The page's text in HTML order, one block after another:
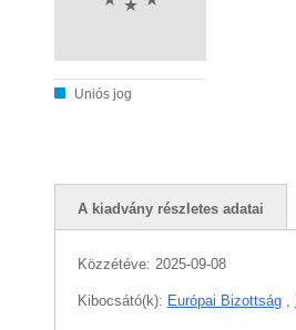
Uniós jog
A kiadvány részletes adatai
Közzétéve: 2025-09-08
Kibocsátó(k): Európai Bizottság ,